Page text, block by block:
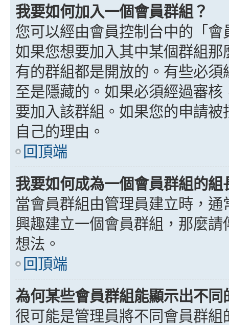
我要如何加入一個會員群組？
您可以經由會員控制台中的「
如果您想要加入其中某個群組
有的群組都是開放的。有些必
至是隱藏的。如果必須經過審
要加入該群組。如果您的申請
自己的理由。
回頂端
我要如何成為一個會員群組的組
當會員群組由管理員建立時，
興趣建立一個會員群組，那麼
想法。
回頂端
為何某些會員群組能顯示出不同
很可能是管理員將不同會員群